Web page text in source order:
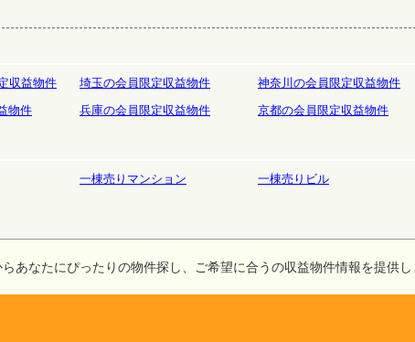
収益物件 埼玉の会員限定収益物件 神奈川の会員限定収益物件
物件 兵庫の会員限定収益物件 京都の会員限定収益物件
一棟売りマンション 一棟売りビル
あなたにぴったりの物件探し、ご希望に合うの収益物件情報を提供し